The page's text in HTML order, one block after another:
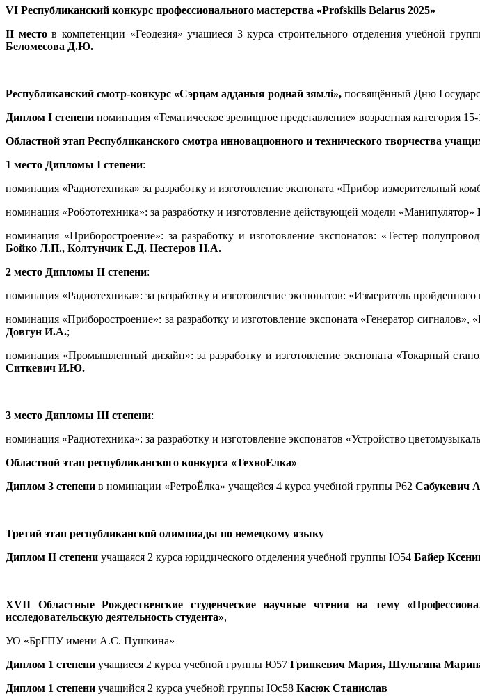
VI Республиканский конкурс профессионального мастерства «Profskills Belarus 2025»
ІІ местов компетенции «Геодезия» учащиеся 3 курса строительного отделения учебной
Беломесова Д.Ю.
Республиканский смотр-конкурс «Сэрцам адданыя роднай зямлі», посвящённый Дню
Диплом I степени номинация «Тематическое зрелищное представление» возрастная категория 15-
Областной этап Республиканского смотра инновационного и технического творчества
1 место Дипломы I степени:
номинация «Радиотехника» за разработку и изготовление экспоната «Прибор измерительный
номинация «Робототехника»: за разработку и изготовление действующей модели «Манипулятор»
номинация «Приборостроение»: за разработку и изготовление экспонатов: «Тестер
Бойко Л.П., Колтунчик Е.Д. Нестеров Н.А.
2 место Дипломы II степени:
номинация «Радиотехника»: за разработку и изготовление экспонатов: «Измеритель
номинация «Приборостроение»: за разработку и изготовление экспоната «Генератор
Довгун И.А.;
номинация «Промышленный дизайн»: за разработку и изготовление экспоната «Токарный
Ситкевич И.Ю.
3 место Дипломы III степени:
номинация «Радиотехника»: за разработку и изготовление экспонатов «Устройство
Областной этап республиканского конкурса «ТехноЕлка»
Диплом 3 степени в номинации «РетроЁлка» учащейся 4 курса учебной группы Р62 Сабукевич
Третий этап республиканской олимпиады по немецкому языку
Диплом ІІ степени учащаяся 2 курса юридического отделения учебной группы Ю54 Байер
XVII Областные Рождественские студенческие научные чтения на тему
исследовательскую деятельность студента»,
УО «БрГПУ имени А.С. Пушкина»
Диплом 1 степени учащиеся 2 курса учебной группы Ю57 Гринкевич Мария, Шульгина
Диплом 1 степени учащийся 2 курса учебной группы Юс58 Касюк Станислав